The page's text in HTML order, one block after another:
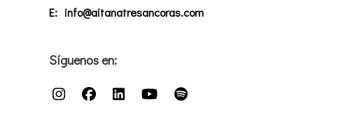
E: info@aitanatresancoras.com
Síguenos en: